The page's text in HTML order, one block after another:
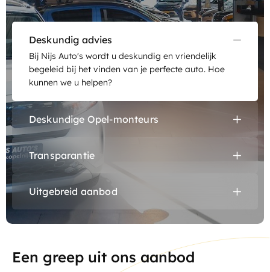
Contact
Ma - Vr: 8.00 - 17.30
Deskundig advies
Bij Nijs Auto's wordt u deskundig en vriendelijk
begeleid bij het vinden van je perfecte auto. Hoe
kunnen we u helpen?
Deskundige Opel-monteurs
Nijs Auto's beschikt over deskundige Opel-monteurs
met jarenlange ervaring.
Transparantie
Volledige openheid over de geschiedenis en
conditie van de auto's, inclusief gedetailleerde
rapporten en informatie.
Uitgebreid aanbod
verschillende behoeften en budgetten te voldoen. Zo
Een greep uit ons aanbod